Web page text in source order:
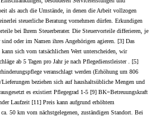
als auch die Umstände, in denen die Arbeit vollzogen
steuerliche Beratung vornehmen dürfen. Erkundigen
bei Ihrem Steuerberater. Die Steuervorteile differieren, je
oder im Namen ihres Angehörigen agieren. [3] Das
sich vom tatsächlichen Wert unterscheiden, wir
ab 5 Tagen pro Jahr je nach Pflegedienstleister . [5]
veranschlagt werden (Erhöhung um 806
beziehen sich auf haushaltsübliche Mengen und
es existiert Pflegegrad 1-5 [9] BK=Betreuungskraft
Laufzeit [11] Preis kann aufgrund erhöhtem
50 km vom nächstgelegenen, zuständigen Standort. Bei